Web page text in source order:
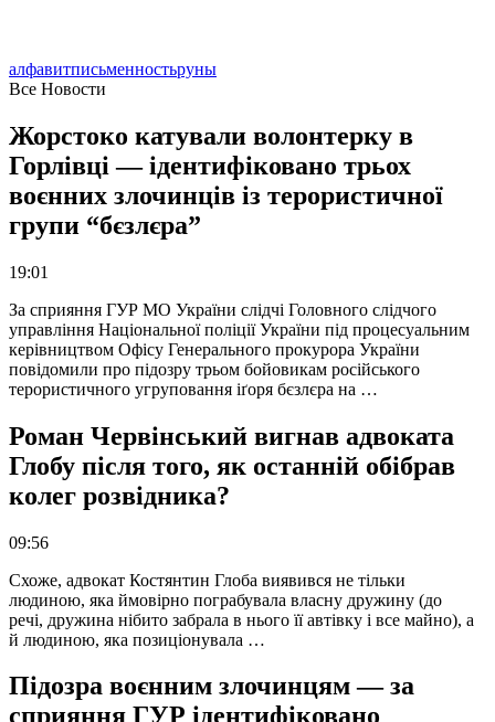
алфавитписьменностьруны
Все Новости
Жорстоко катували волонтерку в
Горлівці — ідентифіковано трьох
воєнних злочинців із терористичної
групи “бєзлєра”
19:01
За сприяння ГУР МО України слідчі Головного слідчого
управління Національної поліції України під процесуальним
керівництвом Офісу Генерального прокурора України
повідомили про підозру трьом бойовикам російського
терористичного угруповання іґоря бєзлєра на …
Роман Червінський вигнав адвоката
Глобу після того, як останній обібрав
колег розвідника?
09:56
Схоже, адвокат Костянтин Глоба виявився не тільки
людиною, яка ймовірно пограбувала власну дружину (до
речі, дружина нібито забрала в нього її автівку і все майно), а
й людиною, яка позиціонувала …
Підозра воєнним злочинцям — за
сприяння ГУР ідентифіковано